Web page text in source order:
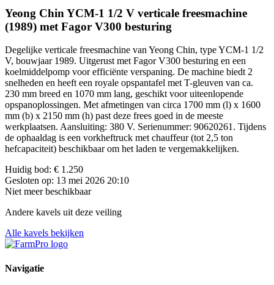
Yeong Chin YCM-1 1/2 V verticale freesmachine
(1989) met Fagor V300 besturing
Degelijke verticale freesmachine van Yeong Chin, type YCM-1 1/2
V, bouwjaar 1989. Uitgerust met Fagor V300 besturing en een
koelmiddelpomp voor efficiënte verspaning. De machine biedt 2
snelheden en heeft een royale opspantafel met T-gleuven van ca.
230 mm breed en 1070 mm lang, geschikt voor uiteenlopende
opspanoplossingen. Met afmetingen van circa 1700 mm (l) x 1600
mm (b) x 2150 mm (h) past deze frees goed in de meeste
werkplaatsen. Aansluiting: 380 V. Serienummer: 90620261. Tijdens
de ophaaldag is een vorkheftruck met chauffeur (tot 2,5 ton
hefcapaciteit) beschikbaar om het laden te vergemakkelijken.
Huidig bod: € 1.250
Gesloten op: 13 mei 2026 20:10
Niet meer beschikbaar
Andere kavels uit deze veiling
Alle kavels bekijken
Navigatie